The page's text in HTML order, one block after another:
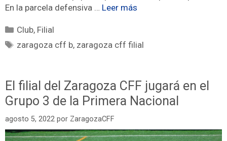
En la parcela defensiva … Leer más
Club, Filial
zaragoza cff b, zaragoza cff filial
El filial del Zaragoza CFF jugará en el
Grupo 3 de la Primera Nacional
agosto 5, 2022 por ZaragozaCFF